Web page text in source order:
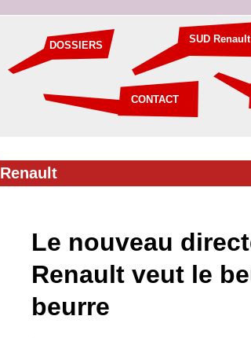
SUD Renault
DOSSIERS
CONTACT
Renault
Le nouveau
Renault veut le
beurre